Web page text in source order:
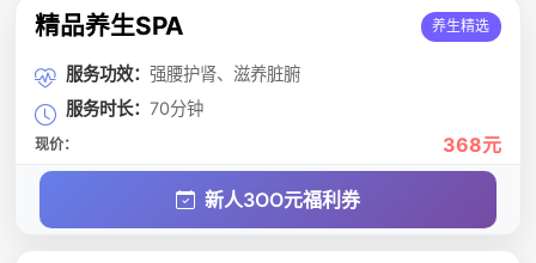
精品养生SPA 养生精选
服务功效： 强腰护肾、滋养脏腑
服务时长： 70分钟
现价： 368元
新人3OO元福利券